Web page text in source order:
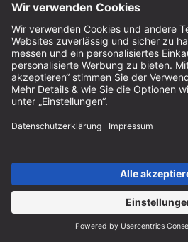
Montag bis Freitag
8:30 - 12:30 Uhr & 14:00 - 16:30 Uhr
Hilfe
Hinweise zur Batterieentsorgung
FAQ-Service